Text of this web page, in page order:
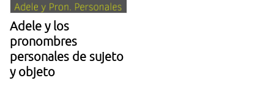
Adele y los
pronombres
personales de sujeto
y objeto